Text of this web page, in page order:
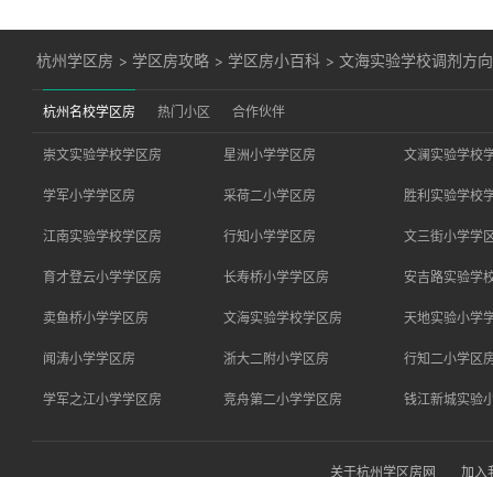
杭州学区房 > 学区房攻略 > 学区房小百科 >文海实验学校调剂方向
杭州名校学区房 热门小区 合作伙伴
崇文实验学校学区房 星洲小学学区房 文澜实验学校
学军小学学区房 采荷二小学区房 胜利实验学校
江南实验学校学区房 行知小学学区房 文三街小学学
育才登云小学学区房 长寿桥小学学区房 安吉路实验学
卖鱼桥小学学区房 文海实验学校学区房 天地实验小学
闻涛小学学区房 浙大二附小学区房 行知二小学区
学军之江小学学区房 竞舟第二小学学区房 钱江新城实验
关于杭州学区房网 加入